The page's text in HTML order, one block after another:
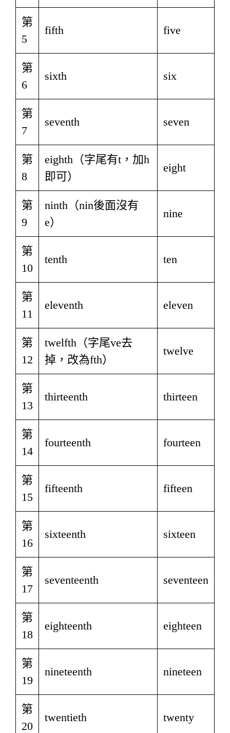
第
5
fifth five
第
6
sixth six
第
7
seventh seven
第
8
eighth（字尾有t，加h
即可）
eight
第
9
ninth（nin後面沒有
e）
nine
第
10
tenth ten
第
11
eleventh eleven
第
12
twelfth（字尾ve去
掉，改為fth）
twelve
第
13
thirteenth thirteen
第
14
fourteenth fourteen
第
15
fifteenth fifteen
第
16
sixteenth sixteen
第
17
seventeenth seventeen
第
18
eighteenth eighteen
第
19
nineteenth nineteen
第
20
twentieth twenty